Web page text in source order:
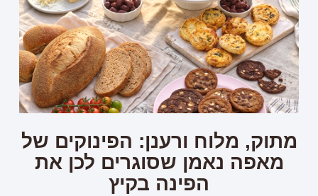
מתוק, מלוח ורענן: הפינוקים של
מאפה נאמן שסוגרים לכן את
הפינה בקיץ